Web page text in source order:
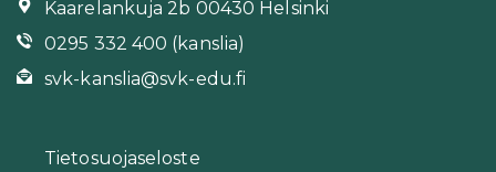
Kaarelankuja 2b 00430 Helsinki
0295 332 400 (kanslia)
svk-kanslia@svk-edu.fi
Tietosuojaseloste